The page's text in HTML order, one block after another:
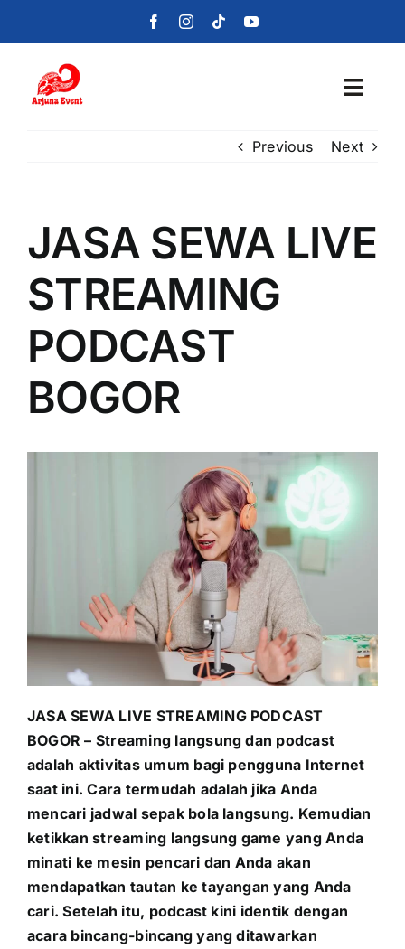
Beranda
Foto
Portofolio
Hubungi Kami
Previous Next
JASA SEWA LIVE
STREAMING
PODCAST
BOGOR
JASA SEWA LIVE STREAMING PODCAST
BOGOR – Streaming langsung dan podcast
adalah aktivitas umum bagi pengguna Internet
saat ini. Cara termudah adalah jika Anda
mencari jadwal sepak bola langsung. Kemudian
ketikkan streaming langsung game yang Anda
minati ke mesin pencari dan Anda akan
mendapatkan tautan ke tayangan yang Anda
cari. Setelah itu, podcast kini identik dengan
acara bincang-bincang yang ditawarkan